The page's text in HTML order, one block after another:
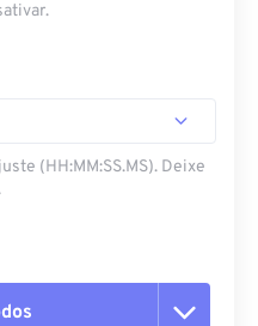
(HH:MM:SS.MS). Deixe